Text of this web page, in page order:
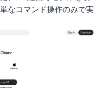
なコマンド操作のみで実